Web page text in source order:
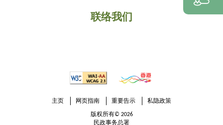
联络我们
主页 网页指南 重要告示 私隐政策
版权所有© 2026
民政事务总署